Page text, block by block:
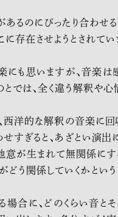
るのにぴったり合わせ
存在させようとされてい
にも思いますが、音楽は
では、全く違う解釈や心
、西洋的な解釈の音楽に
すぎると、あざとい演出
意が生まれて無関係に
う関係していくかとい
場合に、どのくらい音と